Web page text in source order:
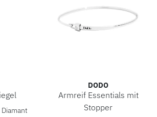
Ref: DMC5021-SIGNE-DB0AG,
DODO
Armreif Essentials mit
Stopper